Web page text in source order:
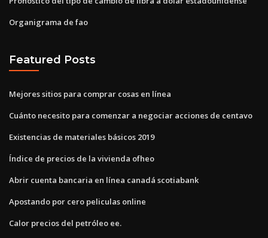
Organigrama de fao
Featured Posts
Mejores sitios para comprar cosas en línea
Cuánto necesito para comenzar a negociar acciones de centavo
Existencias de materiales básicos 2019
Índice de precios de la vivienda ofheo
Abrir cuenta bancaria en línea canadá scotiabank
Apostando por cero peliculas online
Calor precios del petróleo ee.